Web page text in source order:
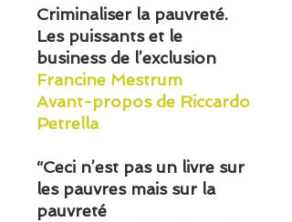
Criminaliser la pauvreté.
Les puissants et le
business de l’exclusion
Francine Mestrum
Avant-propos de Riccardo
Petrella
“Ceci n’est pas un livre sur
les pauvres mais sur la
pauvreté